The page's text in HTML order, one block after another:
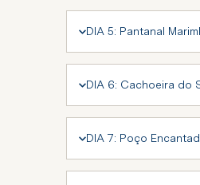
DIA 5: Pantanal
DIA 6: Cachoeira do
DIA 7: Poço